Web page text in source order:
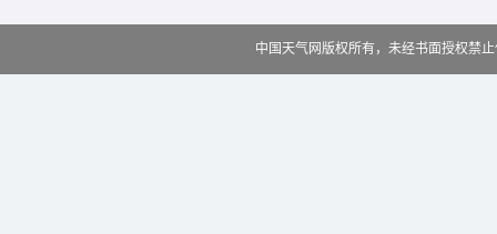
中国天气网版权所有，未经书面授权